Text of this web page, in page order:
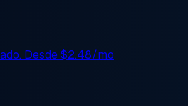
Desde$2.48/mo